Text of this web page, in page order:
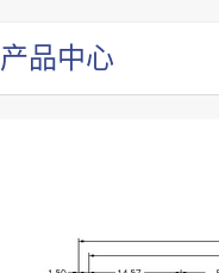
产品中心